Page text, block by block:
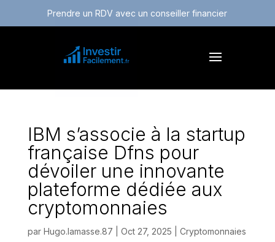
Prendre un RDV avec un conseiller financier
IBM s’associe à la startup
française Dfns pour
dévoiler une innovante
plateforme dédiée aux
cryptomonnaies
par Hugo.lamasse.87 Oct 27, 2025
Cryptomonnaies